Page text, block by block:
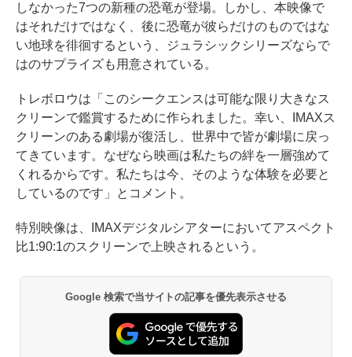
しなかった7つの新種の恐竜が登場。しかし、本映像で
はそれだけではなく、後に恐竜が彼らだけのものではな
い地球を徘徊するという、ジュラシックシリーズならで
はのサプライズも用意されている。
トレボロウは「このシークエンスは可能な限り大きなス
クリーンで鑑賞するために作られました。幸い、IMAXス
クリーンのある劇場が復活し、世界中で皆が劇場に戻っ
てきています。なぜなら映画は私たちの絆を一層強めて
くれるからです。私たちは今、そのような体験を必要と
しているのです」とコメント。
特別映像は、IMAXデジタルシアターにおいてアスペクト
比1:90:1のスクリーンで上映されるという。
Google 検索で当サイトの記事を優先表示させる